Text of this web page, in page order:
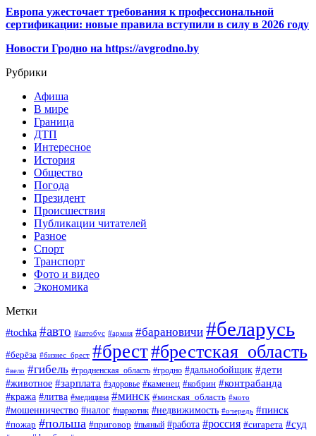
Европа ужесточает требования к профессиональной
сертификации: новые правила вступили в силу в 2026 году
Новости Гродно на https://avgrodno.by
Рубрики
Афиша
В мире
Граница
ДТП
Интересное
История
Общество
Погода
Президент
Происшествия
Публикации читателей
Разное
Спорт
Транспорт
Фото и видео
Экономика
Метки
#tochka #авто #автобус #армия #барановичи #беларусь
#берёза #бизнес_брест #брест#брестская_область
#вело #гибель #гродненская_область #гродно #дальнобойщик #дети
#животное #зарплата #здоровье #каменец #кобрин #контрабанда
#кража #литва #медицина #минск #минская_область #мото
#мошенничество #налог #наркотик #недвижимость #очередь #пинск
#пожар #польша #приговор #пьяный #работа #россия #сигарета #суд